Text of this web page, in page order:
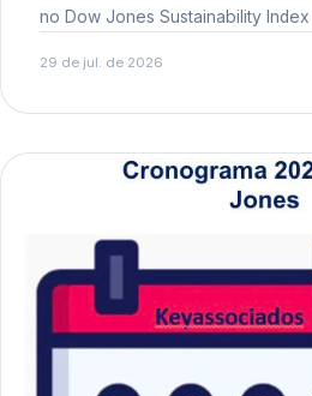
no Dow Jones Sustainability
29 de jul. de 2026